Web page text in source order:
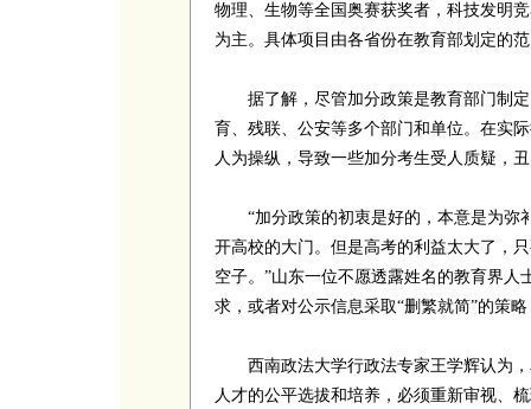
物理、生物等全国奥赛获奖者，科技发明
为主。具体项目由各省份在教育部划定的
据了解，尽管加分政策是教育部门制定
育、残联、公安等多个部门和单位。在实
人为操纵，导致一些加分考生受人质疑，
“加分政策的初衷是好的，本意是为弥
开高校的大门。但是高考的利益太大了，
空子。”山东一位不愿透露姓名的教育界
求，或者对公示信息采取“删繁就简”的策
西南政法大学行政法专家王学辉认为，
人才的公平选拔和培养，必须重新审视、